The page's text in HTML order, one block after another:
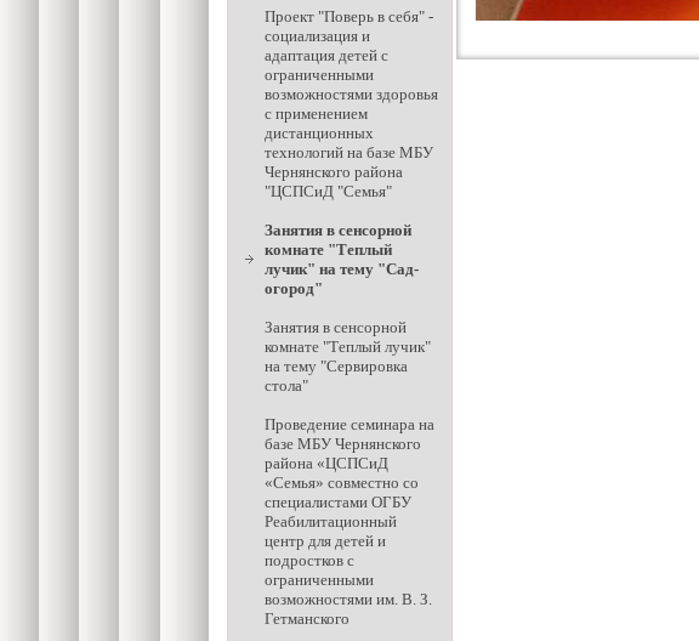
Проект "Поверь в себя" -
социализация и
адаптация детей с
ограниченными
возможностями здоровья
с применением
дистанционных
технологий на базе МБУ
Чернянского района
"ЦСПСиД "Семья"
Занятия в сенсорной
комнате "Теплый
лучик" на тему "Сад-
огород"
Занятия в сенсорной
комнате "Теплый лучик"
на тему "Сервировка
стола"
Проведение семинара на
базе МБУ Чернянского
района «ЦСПСиД
«Семья» совместно со
специалистами ОГБУ
Реабилитационный
центр для детей и
подростков с
ограниченными
возможностями им. В. З.
Гетманского